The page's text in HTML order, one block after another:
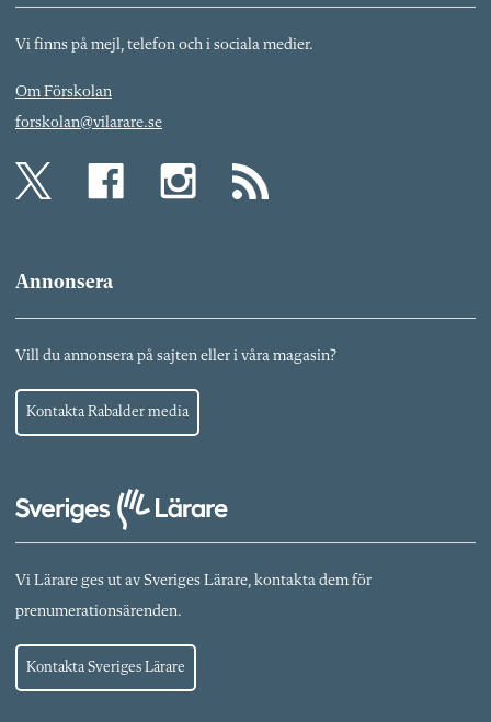
Vi finns på mejl, telefon och i sociala medier.
Om Förskolan
forskolan@vilarare.se
Annonsera
Vill du annonsera på sajten eller i våra magasin?
Kontakta Rabalder media
Vi Lärare ges ut av Sveriges Lärare, kontakta dem för
prenumerationsärenden.
Kontakta Sveriges Lärare